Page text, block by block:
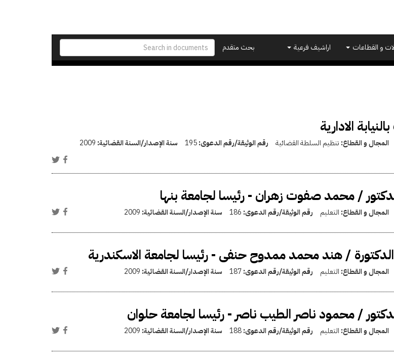
بحث متقدم
و القطاعات اراشيف فرعية
الادارية
المجال و القطاع: تنظيم السلطة القضائية رقم الوثيقة/رقم الدعوى:195 سنة الإصدار/السنة القضائية: 2009
/ محمد صفوت زهران - رئيسا لجامعة بنها
المجال و القطاع: التعليم رقم الوثيقة/رقم الدعوى: 186 سنة الإصدار/السنة القضائية: 2009
الدكتورة / هند محمد ممدوح حنفى - رئيسا لجامعة الاسكندرية
المجال و القطاع: التعليم رقم الوثيقة/رقم الدعوى:187 سنة الإصدار/السنة القضائية: 2009
/ محمود ناصر الطيب ناصر - رئيسا لجامعة حلوان
المجال و القطاع: التعليم رقم الوثيقة/رقم الدعوى:188 سنة الإصدار/السنة القضائية: 2009